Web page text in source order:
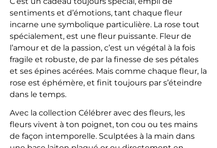
sentiments et d’émotions, tant chaque fleur
incarne une symbolique particulière. La rose tout
spécialement, est une fleur puissante. Fleur de
l’amour et de la passion, c’est un végétal à la fois
fragile et robuste, de par la finesse de ses pétales
et ses épines acérées. Mais comme chaque fleur, la
rose est éphémère, et finit toujours par s’éteindre
dans le temps.
Avec la collection Célébrer avec des fleurs, les
fleurs vivent à ton poignet, ton cou ou tes mains
de façon intemporelle. Sculptées à la main dans